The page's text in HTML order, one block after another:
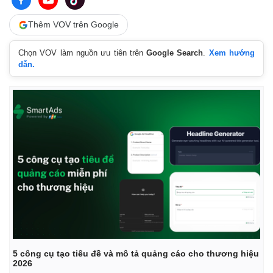
Thêm VOV trên Google
Chọn VOV làm nguồn ưu tiên trênGoogle Search. Xem hướng
dẫn.
5 công cụ tạo tiêu đề và mô tả quảng cáo cho thương hiệu
2026